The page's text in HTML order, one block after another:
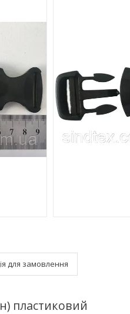
для замовлення
пластиковий